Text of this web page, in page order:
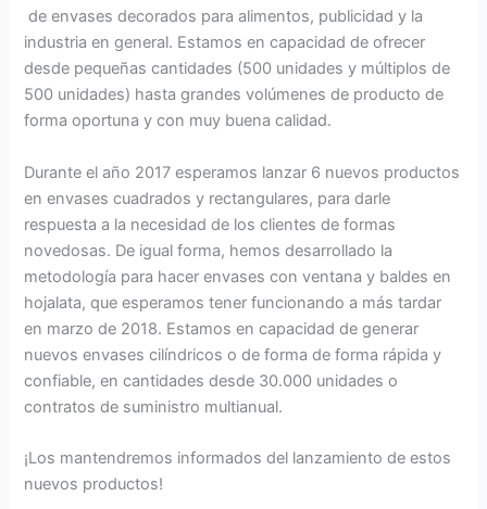
de envases decorados para alimentos, publicidad y la
industria en general. Estamos en capacidad de ofrecer
desde pequeñas cantidades (500 unidades y múltiplos de
500 unidades) hasta grandes volúmenes de producto de
forma oportuna y con muy buena calidad.
Durante el año 2017 esperamos lanzar 6 nuevos productos
en envases cuadrados y rectangulares, para darle
respuesta a la necesidad de los clientes de formas
novedosas. De igual forma, hemos desarrollado la
metodología para hacer envases con ventana y baldes en
hojalata, que esperamos tener funcionando a más tardar
en marzo de 2018. Estamos en capacidad de generar
nuevos envases cilíndricos o de forma de forma rápida y
confiable, en cantidades desde 30.000 unidades o
contratos de suministro multianual.
¡Los mantendremos informados del lanzamiento de estos
nuevos productos!